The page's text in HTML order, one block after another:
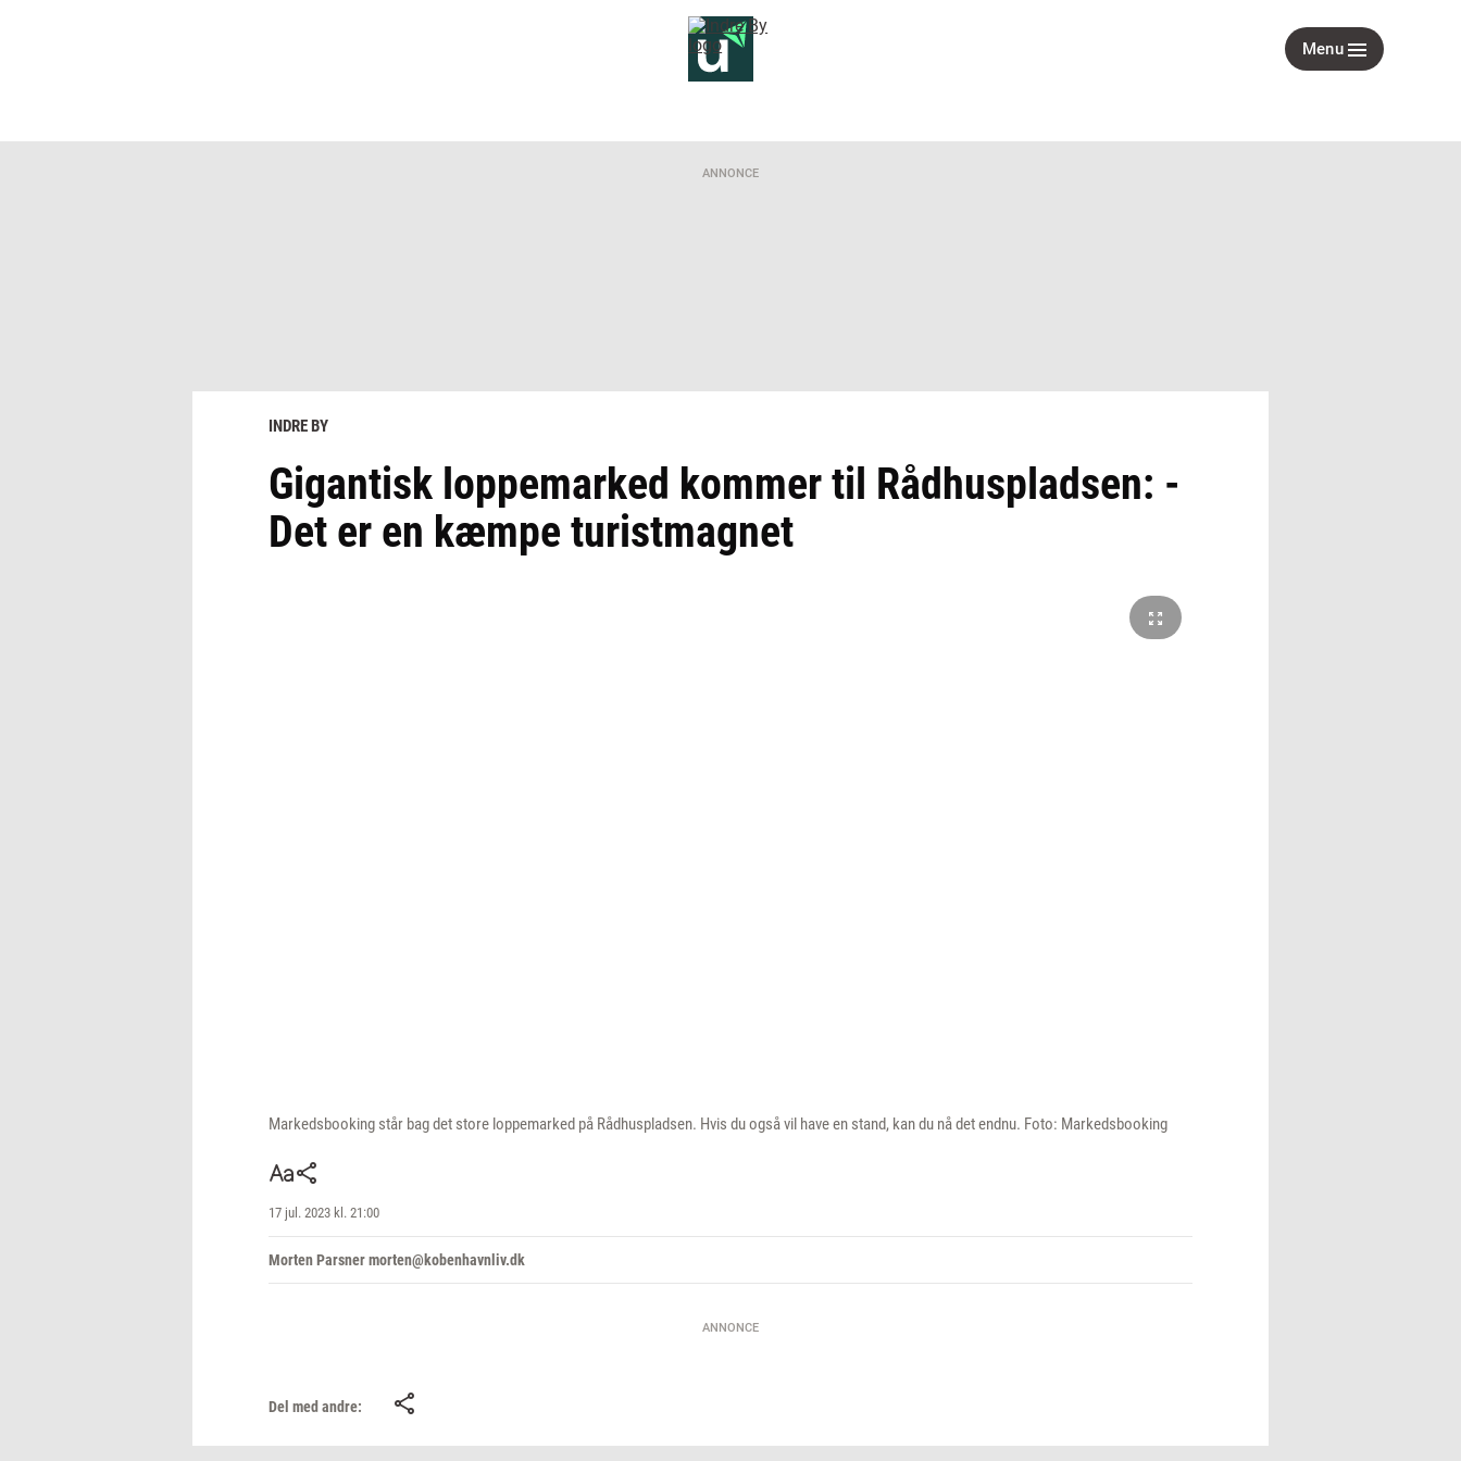
Menu
ANNONCE
INDRE BY
Gigantisk loppemarked kommer til Rådhuspladsen: -
Det er en kæmpe turistmagnet
Markedsbooking står bag det store loppemarked på Rådhuspladsen. Hvis du også vil have en stand, kan du nå det endnu. Foto: Markedsbooking
17 jul. 2023 kl. 21:00
Morten Parsner morten@kobenhavnliv.dk
ANNONCE
Del med andre: